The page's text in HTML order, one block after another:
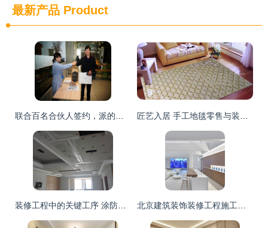
最新产品 Product